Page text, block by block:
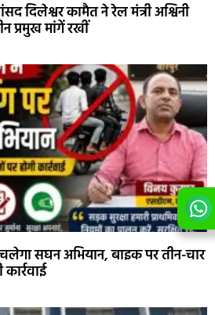
दिलेश्वर कामैत ने रेल मंत्री अश्विनी
प्रमुख मांगें रखीं
सघन अभियान, बाइक पर तीन-चार